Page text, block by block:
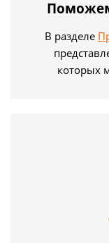
В разделе
которых